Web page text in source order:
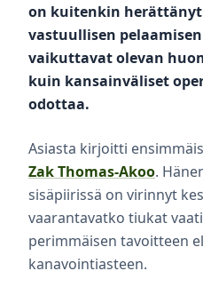
on kuitenkin
vastuullisen pelaamisen
vaikuttavat olevan
kuin kansainväliset
odottaa.
Asiasta kirjoitti
Zak Thomas-Akoo.
sisäpiirissä on virinnyt
vaarantavatko tiukat
perimmäisen tavoitteen
kanavointiasteen.